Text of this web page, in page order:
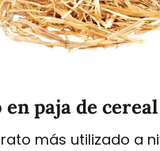
paja de cereal
más utilizado a